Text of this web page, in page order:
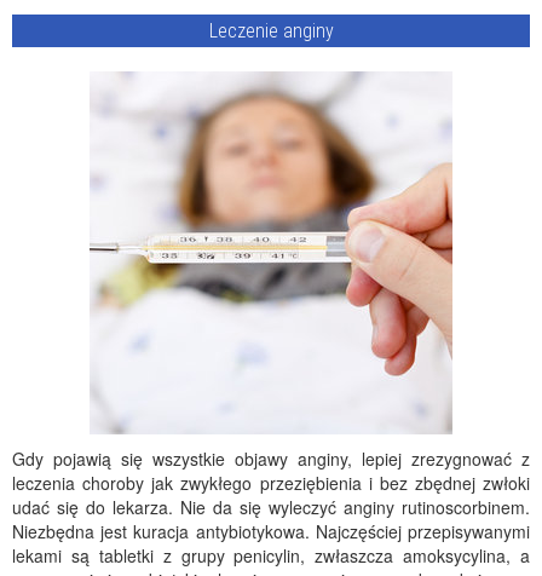
Leczenie anginy
Gdy pojawią się wszystkie objawy anginy, lepiej zrezygnować z
leczenia choroby jak zwykłego przeziębienia i bez zbędnej zwłoki
udać się do lekarza. Nie da się wyleczyć anginy rutinoscorbinem.
Niezbędna jest kuracja antybiotykowa. Najczęściej przepisywanymi
lekami są tabletki z grupy penicylin, zwłaszcza amoksycylina, a